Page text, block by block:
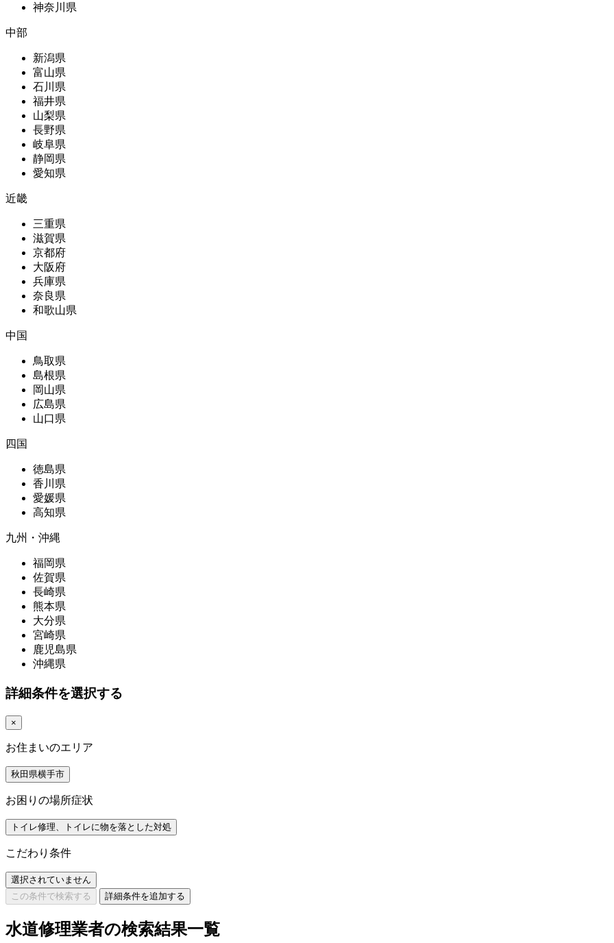
神奈川県
中部
新潟県
富山県
石川県
福井県
山梨県
長野県
岐阜県
静岡県
愛知県
近畿
三重県
滋賀県
京都府
大阪府
兵庫県
奈良県
和歌山県
中国
鳥取県
島根県
岡山県
広島県
山口県
四国
徳島県
香川県
愛媛県
高知県
九州・沖縄
福岡県
佐賀県
長崎県
熊本県
大分県
宮崎県
鹿児島県
沖縄県
詳細条件を選択する
×
お住まいのエリア
秋田県横手市
お困りの場所症状
トイレ修理、トイレに物を落とした対処
こだわり条件
選択されていません
この条件で検索する
詳細条件を追加する
水道修理業者の検索結果一覧